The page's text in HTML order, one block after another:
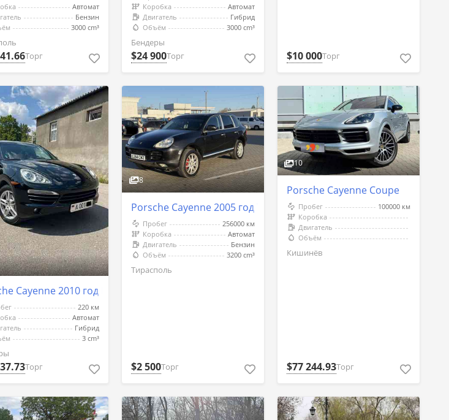
Автомат
Бензин
3000 cm³
Торг
Коробка
Автомат
Двигатель
Гибрид
Объём
3000 cm³
Бендеры
$24 900Торг $10 000Торг
Cayenne 2010 год Бендеры
220 км
Автомат
Гибрид
3 cm³
Торг
8
Porsche Cayenne 2005 год Тирасполь
Пробег
256000 км
Коробка
Автомат
Двигатель
Бензин
Объём
3200 cm³
Тирасполь
$2 500Торг
10
Porsche Cayenne Coupe
Пробег
100000 км
Коробка
Двигатель
Объём
Кишинёв
$77 244.93Торг